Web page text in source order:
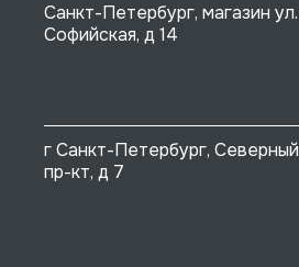
Санкт-Петербург, магазин ул.
Софийская, д 14
г Санкт-Петербург, Северный
пр-кт, д 7